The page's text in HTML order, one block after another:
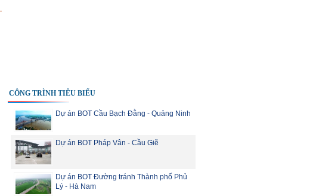
CÔNG TRÌNH TIÊU BIỂU
Dự án BOT Cầu Bạch Đằng - Quảng Ninh
Dự án BOT Pháp Vân - Cầu Giẽ
Dự án BOT Đường tránh Thành phố Phủ
Lý - Hà Nam